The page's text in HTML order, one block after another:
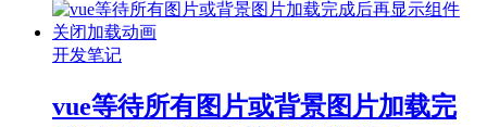
开发笔记
vue等待所有图片或背景图片加载完